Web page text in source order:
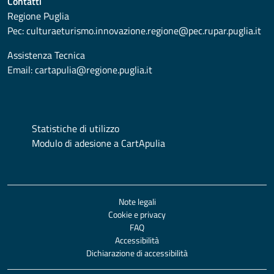
Regione Puglia
Pec:culturaeturismo.innovazione.regione@pec.rupar.puglia.it
Assistenza Tecnica
Email:cartapulia@regione.puglia.it
Statistiche di utilizzo
Modulo di adesione a CartApulia
Note legali
Cookie e privacy
FAQ
Accessibilità
Dichiarazione di accessibilità